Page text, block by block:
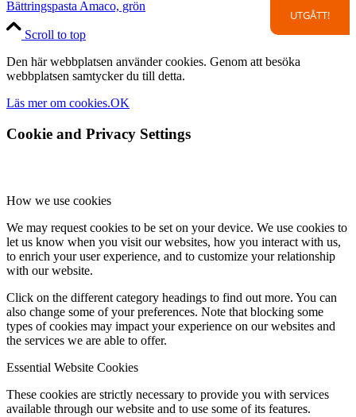
UTGÅTT!
Bättringspasta Amaco, grön
Scroll to top
Den här webbplatsen använder cookies. Genom att besöka
webbplatsen samtycker du till detta.
Läs mer om cookies.OK
Cookie and Privacy Settings
How we use cookies
We may request cookies to be set on your device. We use cookies to
let us know when you visit our websites, how you interact with us,
to enrich your user experience, and to customize your relationship
with our website.
Click on the different category headings to find out more. You can
also change some of your preferences. Note that blocking some
types of cookies may impact your experience on our websites and
the services we are able to offer.
Essential Website Cookies
These cookies are strictly necessary to provide you with services
available through our website and to use some of its features.